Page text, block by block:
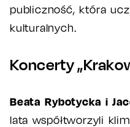
publiczność, która
kulturalnych.
Koncerty
Beata Rybotycka i
lata współtworzyli